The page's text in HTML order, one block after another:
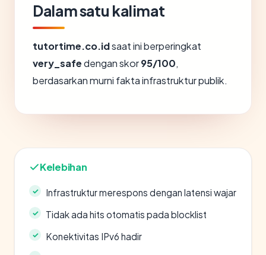
Dalam satu kalimat
tutortime.co.idsaat ini berperingkat
very_safedengan skor95/100,
berdasarkan murni fakta infrastruktur publik.
Kelebihan
Infrastruktur merespons dengan latensi wajar
Tidak ada hits otomatis pada blocklist
Konektivitas IPv6 hadir